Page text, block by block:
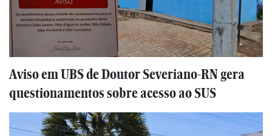
Aviso em UBS de Doutor Severiano-RN gera
questionamentos sobre acesso ao SUS